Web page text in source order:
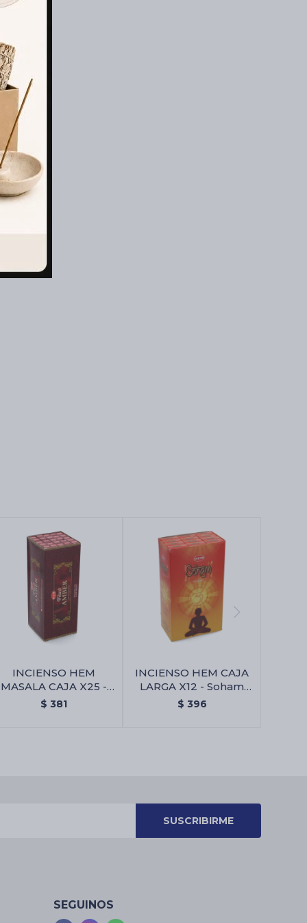
INCIENSO HEM
MASALA CAJA X25 -
Ambar
$ 381
INCIENSO HEM CAJA
LARGA X12 - Soham
Dhoop Batti
$ 396
SUSCRIBIRME
SEGUINOS